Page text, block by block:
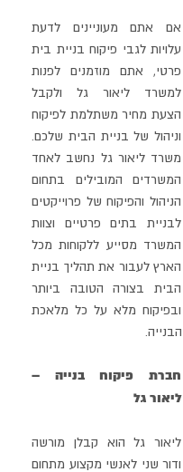
אם אתם מעוניינים לדעת
עלויות לגבי פיקוח בניית בית
פרטי, אתם מוזמנים לפנות
למשרד ליאור גל ולקבל
הצעת מחיר משתלמת לפיקוח
וניהול של בניית הבית שלכם.
משרד ליאור גל נחשב לאחד
המשרדים המובילים בתחום
הניהול והפיקוח של פרוייקטים
לבניית בתים פרטיים וצוות
המשרד מסייע ללקוחות מכל
הארץ לעבור את תהליך בניית
הבית
בצורה הטובה ביותר
ובפיקוח מלא על כל מלאכת
הבנייה.
חברת פיקוח בנייה –
ליאור גל
ליאור גל הוא קבלן מורשה
ודור שני לאנשי מקצוע מתחום